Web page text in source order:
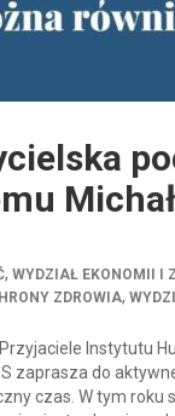
, WYDZIAŁ EKONOMII I
ZDROWIA,
Instytutu
zaprasza do
czas. W tym